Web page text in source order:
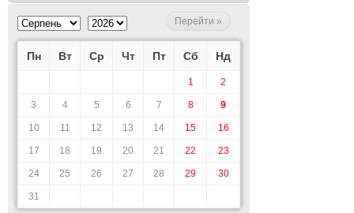
Перейти »
Пн Вт Ср Чт Пт Сб Нд
1 2
3 4 5 6 7 8 9
10 11 12 13 14 15 16
17 18 19 20 21 22 23
24 25 26 27 28 29 30
31